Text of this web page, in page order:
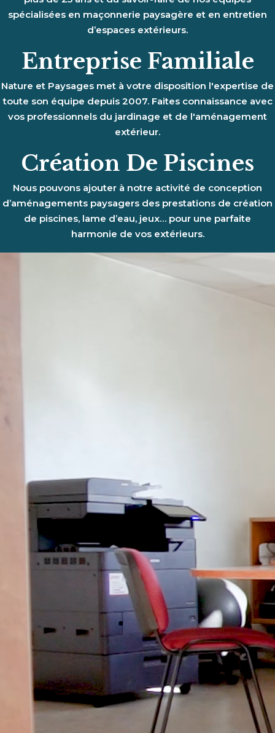
spécialisées en maçonnerie paysagère et en entretien
d’espaces extérieurs.
Entreprise Familiale
Nature et Paysages met à votre disposition l'expertise de
toute son équipe depuis 2007. Faites connaissance avec
vos professionnels du jardinage et de l'aménagement
extérieur.
Création De Piscines
Nous pouvons ajouter à notre activité de conception
d’aménagements paysagers des prestations de création
de piscines, lame d’eau, jeux… pour une parfaite
harmonie de vos extérieurs.